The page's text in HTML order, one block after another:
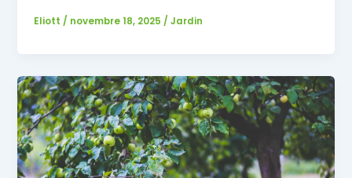
Eliott / novembre 18, 2025 / Jardin